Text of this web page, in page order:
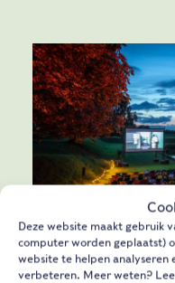
Deze website maakt gebruik
computer worden geplaatst)
website te helpen analyseren
verbeteren. Meer weten?